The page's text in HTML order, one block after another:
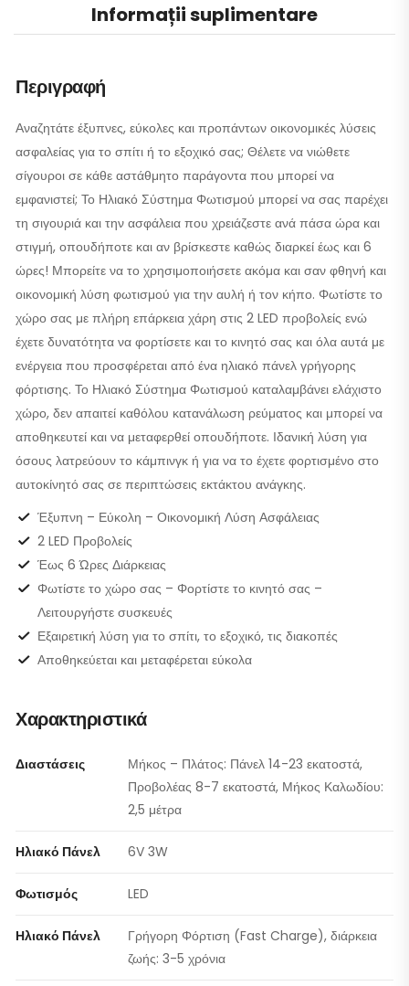
Informații suplimentare
Περιγραφή
Αναζητάτε έξυπνες, εύκολες και προπάντων οικονομικές λύσεις
ασφαλείας για το σπίτι ή το εξοχικό σας; Θέλετε να νιώθετε
σίγουροι σε κάθε αστάθμητο παράγοντα που μπορεί να
εμφανιστεί; Το Ηλιακό Σύστημα Φωτισμού μπορεί να σας παρέχει
τη σιγουριά και την ασφάλεια που χρειάζεστε ανά πάσα ώρα και
στιγμή, οπουδήποτε και αν βρίσκεστε καθώς διαρκεί έως και 6
ώρες! Μπορείτε να το χρησιμοποιήσετε ακόμα και σαν φθηνή και
οικονομική λύση φωτισμού για την αυλή ή τον κήπο. Φωτίστε το
χώρο σας με πλήρη επάρκεια χάρη στις 2 LED προβολείς ενώ
έχετε δυνατότητα να φορτίσετε και το κινητό σας και όλα αυτά με
ενέργεια που προσφέρεται από ένα ηλιακό πάνελ γρήγορης
φόρτισης. Το Ηλιακό Σύστημα Φωτισμού καταλαμβάνει ελάχιστο
χώρο, δεν απαιτεί καθόλου κατανάλωση ρεύματος και μπορεί να
αποθηκευτεί και να μεταφερθεί οπουδήποτε. Ιδανική λύση για
όσους λατρεύουν το κάμπινγκ ή για να το έχετε φορτισμένο στο
αυτοκίνητό σας σε περιπτώσεις εκτάκτου ανάγκης.
Έξυπνη – Εύκολη – Οικονομική Λύση Ασφάλειας
2 LED Προβολείς
Έως 6 Ώρες Διάρκειας
Φωτίστε το χώρο σας – Φορτίστε το κινητό σας –
Λειτουργήστε συσκευές
Εξαιρετική λύση για το σπίτι, το εξοχικό, τις διακοπές
Αποθηκεύεται και μεταφέρεται εύκολα
Χαρακτηριστικά
Διαστάσεις
Μήκος – Πλάτος: Πάνελ 14-23 εκατοστά,
Προβολέας 8-7 εκατοστά, Μήκος Καλωδίου:
2,5 μέτρα
Ηλιακό Πάνελ 6V 3W
Φωτισμός LED
Ηλιακό Πάνελ
Γρήγορη Φόρτιση (Fast Charge), διάρκεια
ζωής: 3-5 χρόνια